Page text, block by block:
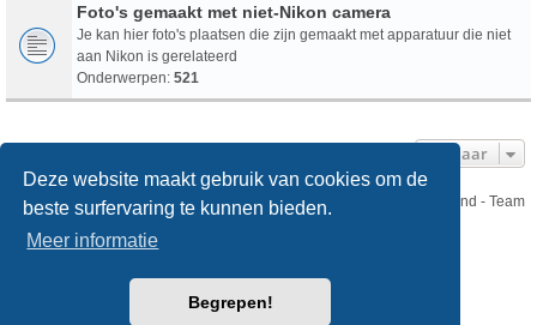
Deze website maakt gebruik van cookies om de
beste surfervaring te kunnen bieden.
Meer informatie
Begrepen!
Foto's gemaakt met niet-Nikon camera
Je kan hier foto's plaatsen die zijn gemaakt met apparatuur die niet
aan Nikon is gerelateerd
Onderwerpen: 521
Ga Naar
Nikon Club Nederland - Team
Forum
Copyright © Nikon Club Nederland 2023
® Forum Software © phpBB Limited